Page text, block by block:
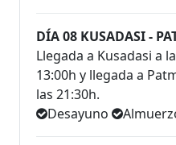
DÍA 08 KUSADASI -
Llegada a Kusadasi a
13:00h y llegada a
las 21:30h.
Desayuno